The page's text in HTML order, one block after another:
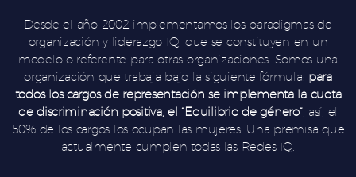
Desde el año 2002 implementamos los paradigmas de
organización y liderazgo IQ, que se constituyen en un
modelo o referente para otras organizaciones. Somos una
organización que trabaja bajo la siguiente fórmula: para
todos los cargos de representación se implementa la cuota
de discriminación positiva, el “Equilibrio de género”, así, el
50% de los cargos los ocupan las mujeres. Una premisa que
actualmente cumplen todas las Redes IQ.